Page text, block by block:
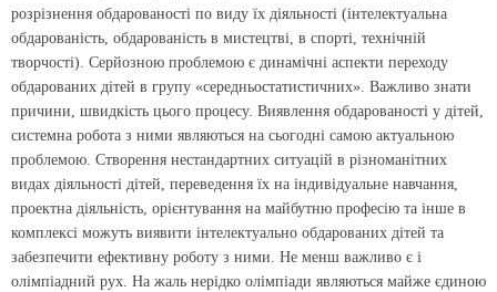
розрізнення обдарованості по виду їх діяльності (інтелектуальна
обдарованість, обдарованість в мистецтві, в спорті, технічній
творчості). Серйозною проблемою є динамічні аспекти переходу
обдарованих дітей в групу «середньостатистичних». Важливо знати
причини, швидкість цього процесу. Виявлення обдарованості у дітей,
системна робота з ними являються на сьогодні самою актуальною
проблемою. Створення нестандартних ситуацій в різноманітних
видах діяльності дітей, переведення їх на індивідуальне навчання,
проектна діяльність, орієнтування на майбутню професію та інше в
комплексі можуть виявити інтелектуально обдарованих дітей та
забезпечити ефективну роботу з ними. Не менш важливо є і
олімпіадний рух. На жаль нерідко олімпіади являються майже єдиною